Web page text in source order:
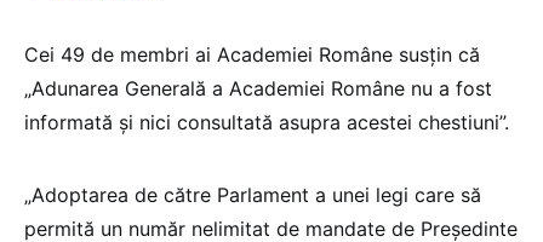
Cei 49 de membri ai Academiei Române susțin că
„Adunarea Generală a Academiei Române nu a fost
informată și nici consultată asupra acestei chestiuni”.
„Adoptarea de către Parlament a unei legi care să
permită un număr nelimitat de mandate de Președinte